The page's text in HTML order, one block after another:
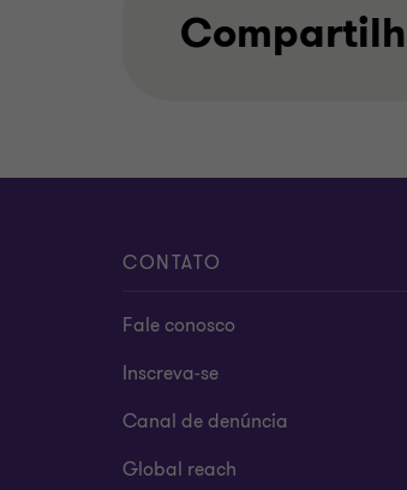
CONTATO
Fale conosco
Inscreva-se
Canal de denúncia
Global reach